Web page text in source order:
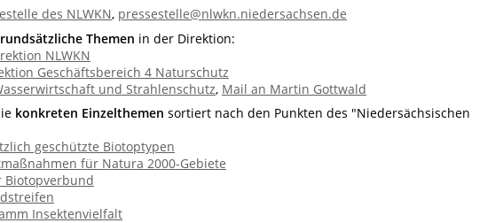
des NLWKN, pressestelle@nlwkn.niedersachsen.de
Themen in der Direktion:
NLWKN
Geschäftsbereich 4 Naturschutz
und Strahlenschutz, Mail an Martin Gottwald
konkreten Einzelthemen sortiert nach den Punkten des "Niedersächsischen
geschützte Biotoptypen
für Natura 2000-Gebiete
Biotopverbund
Insektenvielfalt